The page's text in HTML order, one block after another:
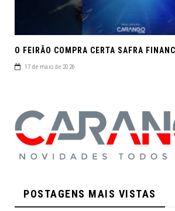
17 de maio de 2026
POSTAGENS MAIS VISTAS